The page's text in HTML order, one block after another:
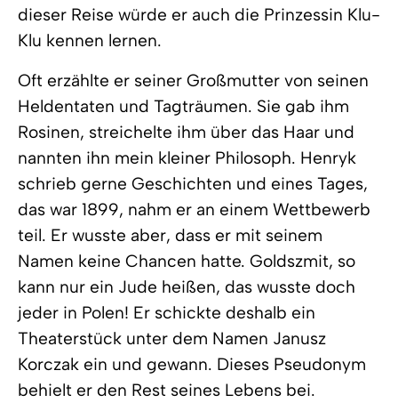
dieser Reise würde er auch die Prinzessin Klu-
Klu kennen lernen.
Oft erzählte er seiner Großmutter von seinen
Heldentaten und Tagträumen. Sie gab ihm
Rosinen, streichelte ihm über das Haar und
nannten ihn mein kleiner Philosoph. Henryk
schrieb gerne Geschichten und eines Tages,
das war 1899, nahm er an einem Wettbewerb
teil. Er wusste aber, dass er mit seinem
Namen keine Chancen hatte. Goldszmit, so
kann nur ein Jude heißen, das wusste doch
jeder in Polen! Er schickte deshalb ein
Theaterstück unter dem Namen Janusz
Korczak ein und gewann. Dieses Pseudonym
behielt er den Rest seines Lebens bei.